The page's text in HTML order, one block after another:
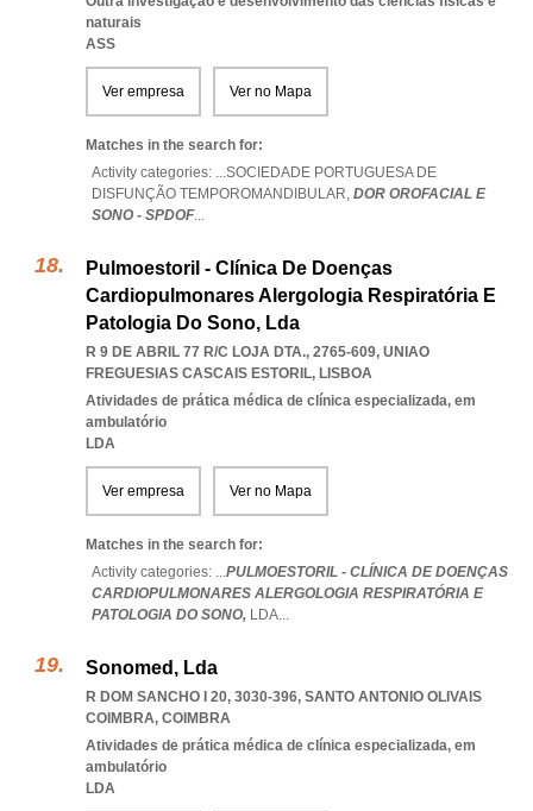
naturais
ASS
Ver empresa Ver no Mapa
Matches in the search for:
Activity categories: ...SOCIEDADE PORTUGUESA DE
DISFUNÇÃO TEMPOROMANDIBULAR, DOR OROFACIAL E
SONO - SPDOF...
Pulmoestoril - Clínica De Doenças
Cardiopulmonares Alergologia Respiratória E
Patologia Do Sono, Lda
R 9 DE ABRIL 77 R/C LOJA DTA., 2765-609, UNIAO
FREGUESIAS CASCAIS ESTORIL, LISBOA
Atividades de prática médica de clínica especializada, em
ambulatório
LDA
Ver empresa Ver no Mapa
Matches in the search for:
Activity categories: ...PULMOESTORIL - CLÍNICA DE DOENÇAS
CARDIOPULMONARES ALERGOLOGIA RESPIRATÓRIA E
PATOLOGIA DO SONO, LDA...
Sonomed, Lda
R DOM SANCHO I 20, 3030-396, SANTO ANTONIO OLIVAIS
COIMBRA, COIMBRA
Atividades de prática médica de clínica especializada, em
ambulatório
LDA